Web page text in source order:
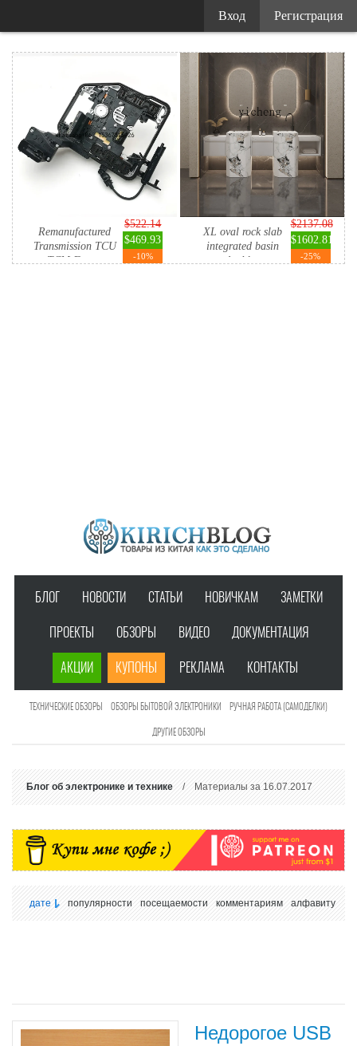
Remanufactured
Transmission TCU
TCM For ...
$522.14
$469.93
-10%
XL oval rock slab
integrated basin
doubl...
$2137.08
$1602.81
-25%
БЛОГ НОВОСТИ СТАТЬИ НОВИЧКАМ ЗАМЕТКИ
ПРОЕКТЫ ОБЗОРЫ ВИДЕО ДОКУМЕНТАЦИЯ
АКЦИИ КУПОНЫ РЕКЛАМА КОНТАКТЫ
ТЕХНИЧЕСКИЕ ОБЗОРЫ ОБЗОРЫ БЫТОВОЙ ЭЛЕКТРОНИКИ РУЧНАЯ РАБОТА (САМОДЕЛКИ)
ДРУГИЕ ОБЗОРЫ
Блог об электронике и технике/ Материалы за 16.07.2017
дате популярности посещаемости комментариям алфавиту
Недорогое USB
Регистрация
Вход